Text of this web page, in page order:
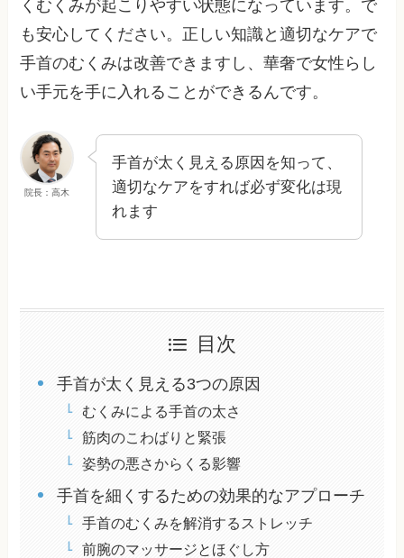
くむくみが起こりやすい状態になっています。で
も安心してください。正しい知識と適切なケアで
手首のむくみは改善できますし、華奢で女性らし
い手元を手に入れることができるんです。
院長：高木
手首が太く見える原因を知って、
適切なケアをすれば必ず変化は現
れます
目次
手首が太く見える3つの原因
むくみによる手首の太さ
筋肉のこわばりと緊張
姿勢の悪さからくる影響
手首を細くするための効果的なアプローチ
手首のむくみを解消するストレッチ
前腕のマッサージとほぐし方